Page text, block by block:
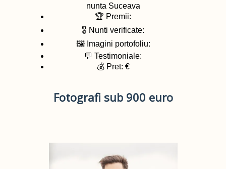
nunta Suceava
🏆 Premii:
🎖️ Nunti verificate:
🖼️ Imagini portofoliu:
💬 Testimoniale:
💰 Pret: €
Fotografi sub 900 euro